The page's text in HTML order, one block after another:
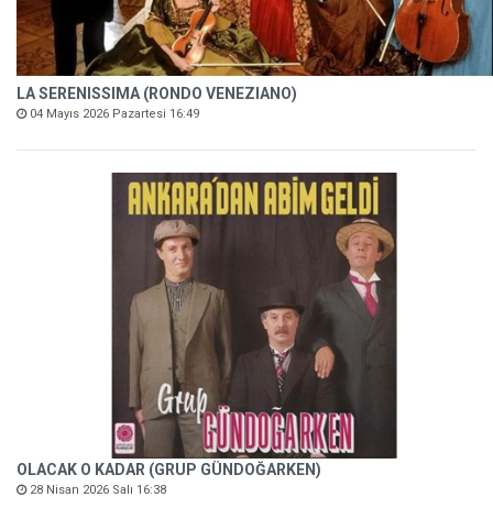
LA SERENISSIMA (RONDO VENEZIANO)
04 Mayıs 2026 Pazartesi 16:49
OLACAK O KADAR (GRUP GÜNDOĞARKEN)
28 Nisan 2026 Salı 16:38